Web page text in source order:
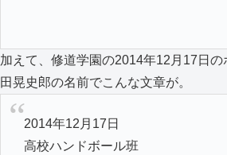
加えて、修道学園の2014年12月17日
田晃史郎の名前でこんな文章が。
2014年12月17日
高校ハンドボール班